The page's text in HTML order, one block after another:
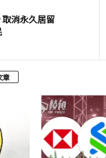
消永久居留
章